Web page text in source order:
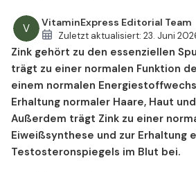
V VitaminExpress Editorial Team
Zuletzt aktualisiert: 23. Juni
Zink gehört zu den essenziellen
trägt zu einer normalen Funktion
einem normalen
Erhaltung normaler Haare, Haut
Außerdem trägt Zink zu einer
Eiweißsynthese und zur Erhaltung
Testosteronspiegels im Blut bei.
Zink und Entzündungen
Zink und Autoimmunregulation
Zink bei Allergien und
Zink und Wundheilung
Zink für die geistige
Zink und psychiatrische
Zink und Autismus